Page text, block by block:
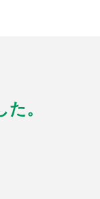
。